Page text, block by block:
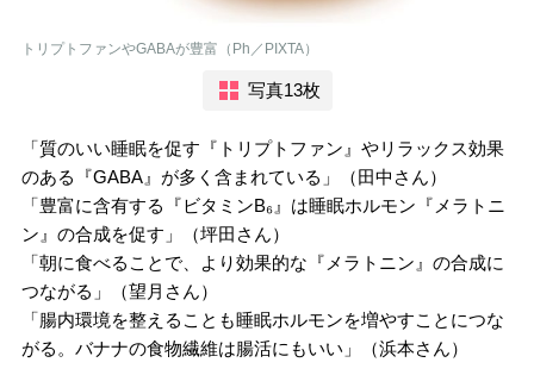
トリプトファンやGABAが豊富（Ph／PIXTA）
写真13枚
「質のいい睡眠を促す『トリプトファン』やリラックス効果
のある『GABA』が多く含まれている」（田中さん）
「豊富に含有する『ビタミンB₆』は睡眠ホルモン『メラトニ
ン』の合成を促す」（坪田さん）
「朝に食べることで、より効果的な『メラトニン』の合成に
つながる」（望月さん）
「腸内環境を整えることも睡眠ホルモンを増やすことにつな
がる。バナナの食物繊維は腸活にもいい」（浜本さん）